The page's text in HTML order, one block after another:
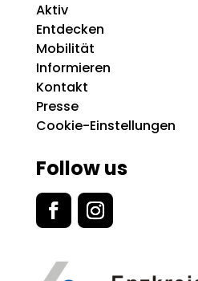
Aktiv
Entdecken
Mobilität
Informieren
Kontakt
Presse
Cookie-Einstellungen
Follow us